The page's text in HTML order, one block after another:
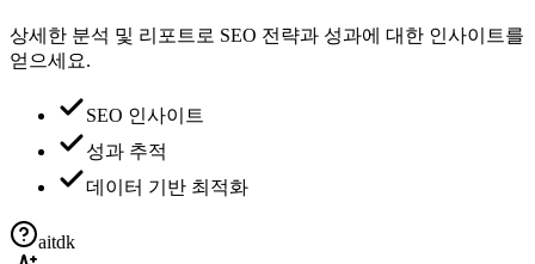
상세한 분석 및 리포트로 SEO 전략과 성과에 대한 인사이트를
얻으세요.
SEO 인사이트
성과 추적
데이터 기반 최적화
aitdk